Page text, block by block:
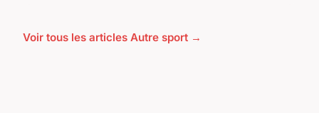
Voir tous les articles Autre sport →